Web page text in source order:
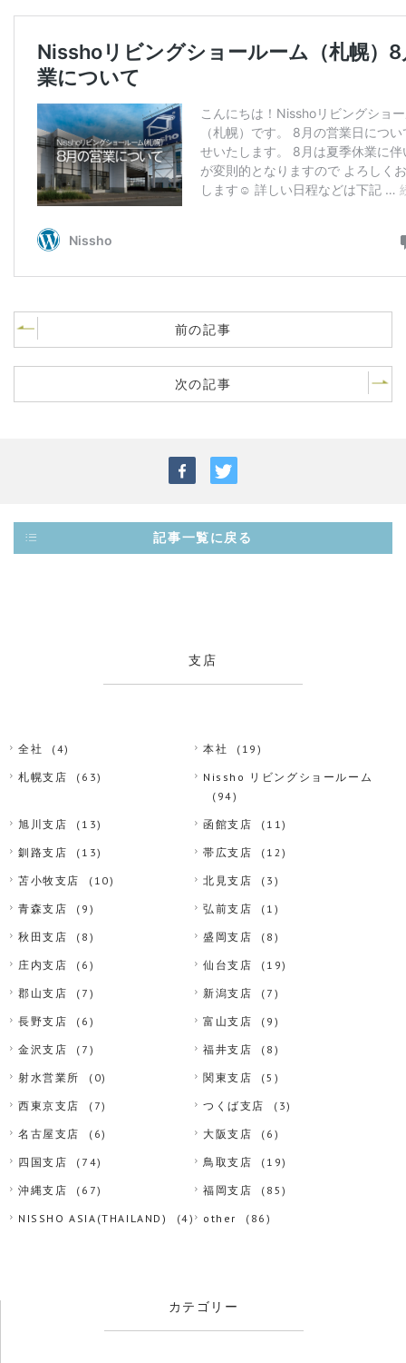
前の記事
次の記事
記事一覧に戻る
支店
全社 (4) 本社 (19)
札幌支店 (63)
Nissho リビングショールーム
(94)
旭川支店 (13) 函館支店 (11)
釧路支店 (13) 帯広支店 (12)
苫小牧支店 (10) 北見支店 (3)
青森支店 (9) 弘前支店 (1)
秋田支店 (8) 盛岡支店 (8)
庄内支店 (6) 仙台支店 (19)
郡山支店 (7) 新潟支店 (7)
長野支店 (6) 富山支店 (9)
金沢支店 (7) 福井支店 (8)
射水営業所 (0) 関東支店 (5)
西東京支店 (7) つくば支店 (3)
名古屋支店 (6) 大阪支店 (6)
四国支店 (74) 鳥取支店 (19)
沖縄支店 (67) 福岡支店 (85)
NISSHO ASIA(THAILAND) (4) other (86)
カテゴリー